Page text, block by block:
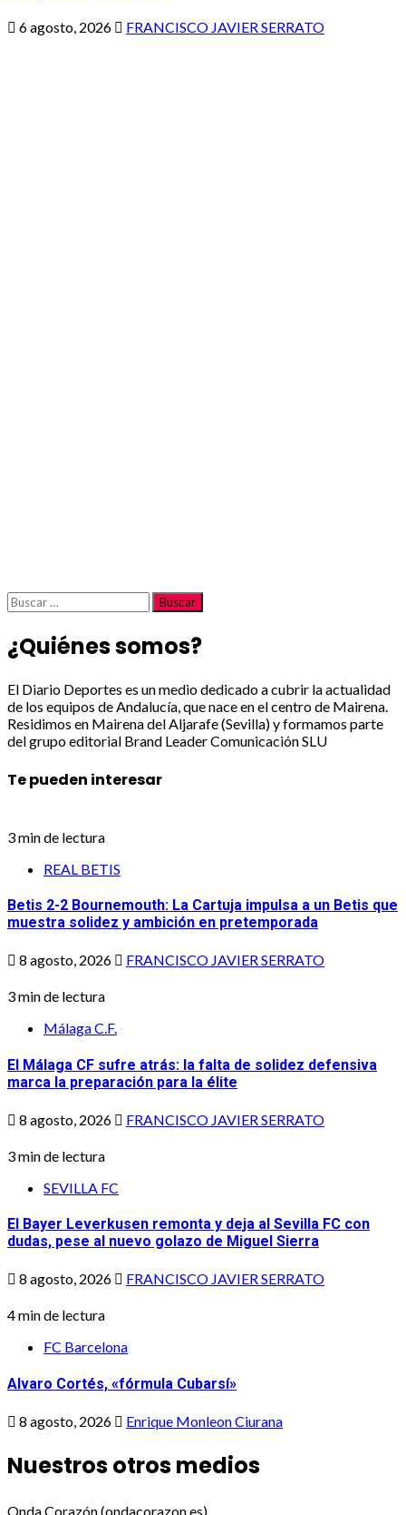
6 agosto, 2026 FRANCISCO JAVIER SERRATO
Buscar:
¿Quiénes somos?
El Diario Deportes es un medio dedicado a cubrir la actualidad
de los equipos de Andalucía, que nace en el centro de Mairena.
Residimos en Mairena del Aljarafe (Sevilla) y formamos parte
del grupo editorial Brand Leader Comunicación SLU
Te pueden interesar
3 min de lectura
REAL BETIS
Betis 2-2 Bournemouth: La Cartuja impulsa a un Betis que
muestra solidez y ambición en pretemporada
8 agosto, 2026 FRANCISCO JAVIER SERRATO
3 min de lectura
Málaga C.F.
El Málaga CF sufre atrás: la falta de solidez defensiva
marca la preparación para la élite
8 agosto, 2026 FRANCISCO JAVIER SERRATO
3 min de lectura
SEVILLA FC
El Bayer Leverkusen remonta y deja al Sevilla FC con
dudas, pese al nuevo golazo de Miguel Sierra
8 agosto, 2026 FRANCISCO JAVIER SERRATO
4 min de lectura
FC Barcelona
Alvaro Cortés, «fórmula Cubarsí»
8 agosto, 2026 Enrique Monleon Ciurana
Nuestros otros medios
Onda Corazón (ondacorazon.es)